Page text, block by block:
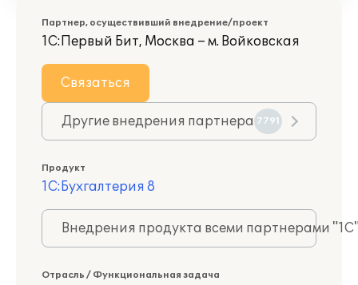
Партнер, осуществивший внедрение/проект
1С:Первый Бит, Москва – м. Войковская
Связаться
Другие внедрения партнера 7791
Продукт
1С:Бухгалтерия 8
Внедрения продукта всеми партнерами
Отрасль / Функциональная задача